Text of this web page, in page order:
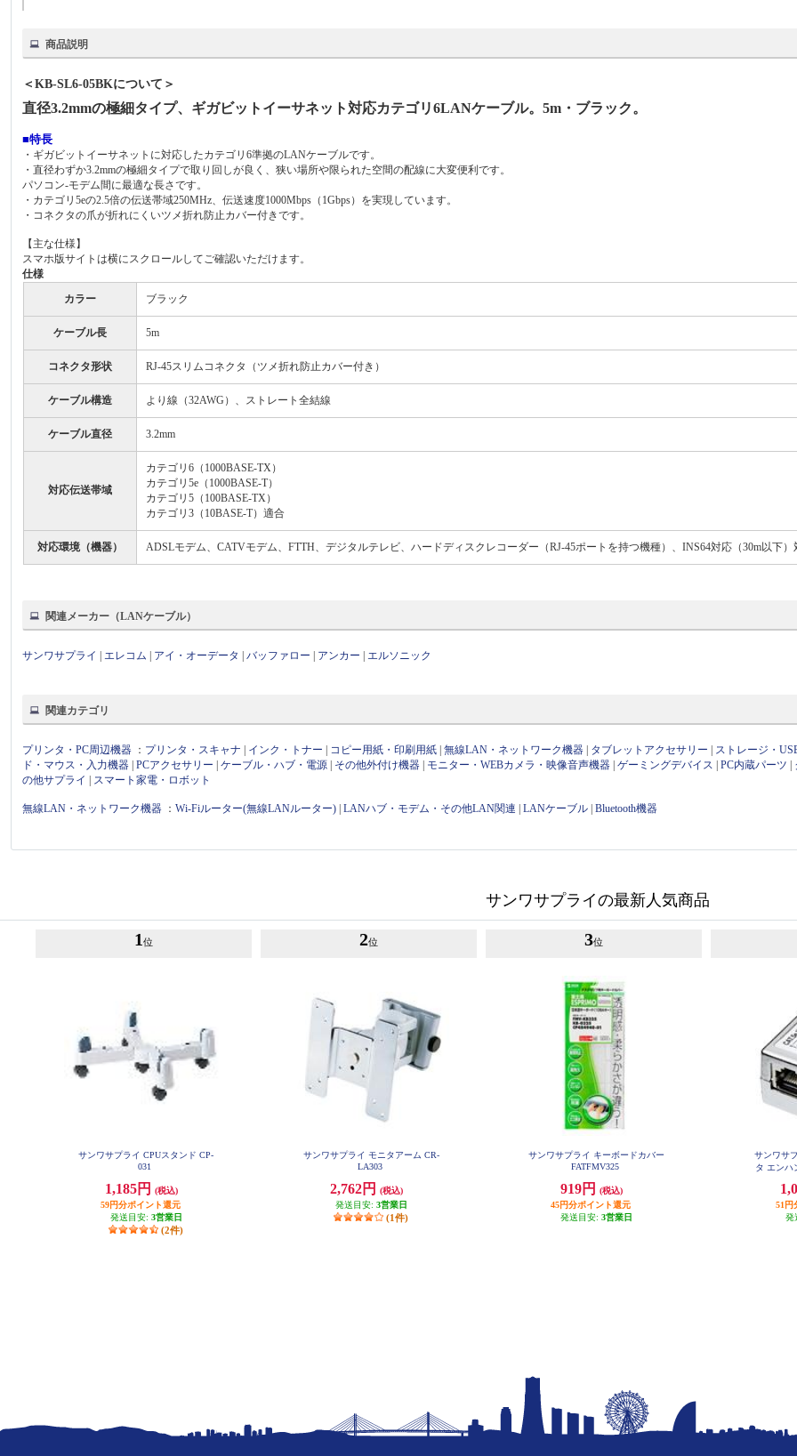
商品説明
＜KB-SL6-05BKについて＞
直径3.2mmの極細タイプ、ギガビットイーサネット対応カテゴリ6LANケーブル。5m・ブラック。
■特長
・ギガビットイーサネットに対応したカテゴリ6準拠のLANケーブルです。
・直径わずか3.2mmの極細タイプで取り回しが良く、狭い場所や限られた空間の配線に大変便利です。
パソコン-モデム間に最適な長さです。
・カテゴリ5eの2.5倍の伝送帯域250MHz、伝送速度1000Mbps（1Gbps）を実現しています。
・コネクタの爪が折れにくいツメ折れ防止カバー付きです。
【主な仕様】
スマホ版サイトは横にスクロールしてご確認いただけます。
仕様
カラー
ブラック
ケーブル長 5m
コネクタ形状 RJ-45スリムコネクタ（ツメ折れ防止カバー付き）
ケーブル構造 より線（32AWG）、ストレート全結線
ケーブル直径 3.2mm
対応伝送帯域
カテゴリ6（1000BASE-TX）
カテゴリ5e（1000BASE-T）
カテゴリ5（100BASE-TX）
カテゴリ3（10BASE-T）適合
対応環境（機器） ADSLモデム、CATVモデム、FTTH、デジタルテレビ、ハードディスクレコーダー（RJ-45ポートを持つ機種）、INS64対応（30m以下）
関連メーカー（LANケーブル）
サンワサプライ エレコム アイ・オーデータ |バッファロー アンカー エルソニック
関連カテゴリ
プリンタ・PC周辺機器 ： プリンタ・スキャナ インク・トナー コピー用紙・印刷用紙 |無線LAN・ネットワーク機器 タブレットアクセサリー
ストレージ・
ド・マウス・入力機器 |PCアクセサリー |ケーブル・ハブ・電源 その他外付け機器 モニター・WEBカメラ・映像音声機器 |ゲーミングデバイス |PC内蔵パーツ
の他サプライ
スマート家電・ロボット
無線LAN・ネットワーク機器 ：Wi-Fiルーター(無線LANルーター) |LANハブ・モデム・その他LAN関連 |LANケーブル |Bluetooth機器
サンワサプライの最新人気商品
1 位
サンワサプライ CPUスタンド CP-
031
1,185円
(税込)
59円分ポイント還元
発送目安: 3営業日
(2件)
2位
サンワサプライ モニタアーム CR-
LA303
2,762円
(税込)
発送目安: 3営業日
(1件)
3位
サンワサプライ キーボードカバー
FATFMV325
919円
(税込)
45円分ポイント還元
発送目安: 3営業日
サンワサ
タ エンハ
51円
発